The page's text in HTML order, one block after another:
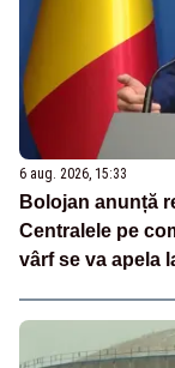
6 aug. 2026, 15:33
Bolojan anunță
Centralele pe
vârf se va apela